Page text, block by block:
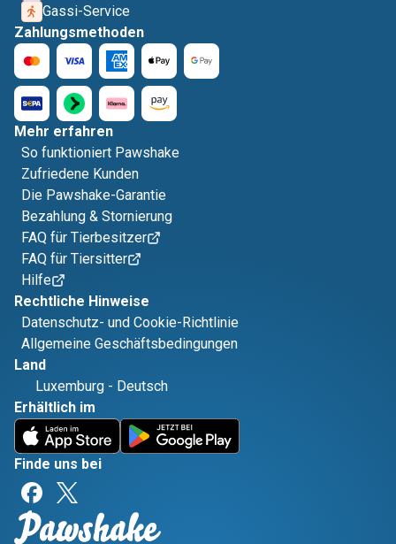
Gassi-Service
Zahlungsmethoden
Mehr erfahren
So funktioniert Pawshake
Zufriedene Kunden
Die Pawshake-Garantie
Bezahlung & Stornierung
FAQ für Tierbesitzer
FAQ für Tiersitter
Hilfe
Rechtliche Hinweise
Datenschutz- und Cookie-Richtlinie
Allgemeine Geschäftsbedingungen
Land
Luxemburg - Deutsch
Erhältlich im
Finde uns bei